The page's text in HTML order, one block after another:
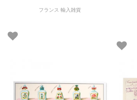
フランス 輸入雑貨